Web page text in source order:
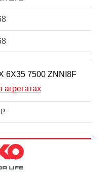
6X35 7500 ZNNI8F
агрегатах
i